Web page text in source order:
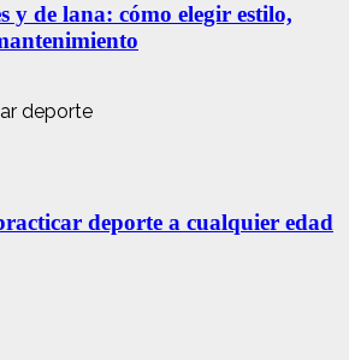
y de lana: cómo elegir estilo,
deporte a cualquier edad